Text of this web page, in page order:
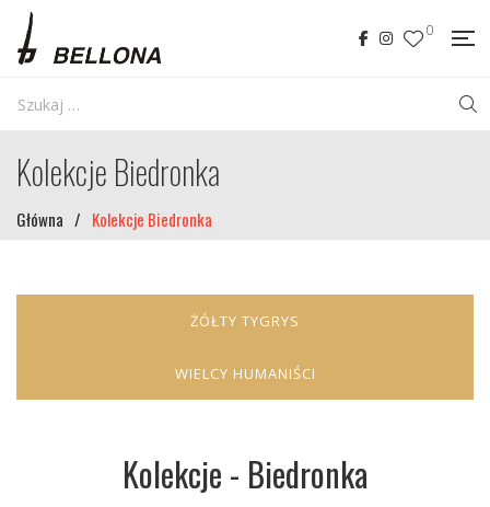
0
Kolekcje Biedronka
Główna / Kolekcje Biedronka
ŻÓŁTY TYGRYS
WIELCY HUMANIŚCI
Kolekcje - Biedronka